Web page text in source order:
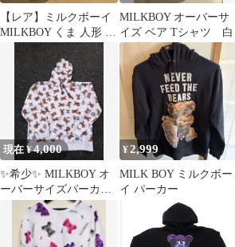
【レア】ミルクボーイ
MILKBOY くま 人形 テ
ディベア ぬいぐるみ
MILKBOY オーバーサ
イズ ベア Tシャツ 白
現在 ¥4,000
✨希少✨ MILKBOY オ
ーバーサイズパーカ
ー ベア クマ ユニ
セックス
¥2,999
MILK BOY ミルクボー
イ パーカー